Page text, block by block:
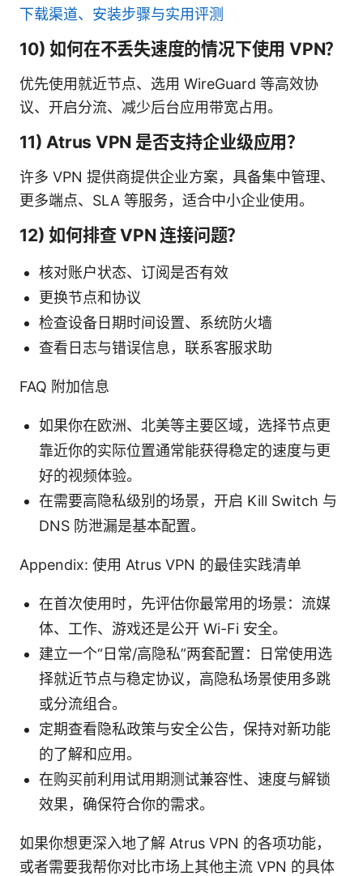
下载渠道、安装步骤与实用评测
10) 如何在不丢失速度的情况下使用 VPN？
优先使用就近节点、选用 WireGuard 等高效协
议、开启分流、减少后台应用带宽占用。
11) Atrus VPN 是否支持企业级应用？
许多 VPN 提供商提供企业方案，具备集中管理、
更多端点、SLA 等服务，适合中小企业使用。
12) 如何排查 VPN 连接问题？
核对账户状态、订阅是否有效
更换节点和协议
检查设备日期时间设置、系统防火墙
查看日志与错误信息，联系客服求助
FAQ 附加信息
如果你在欧洲、北美等主要区域，选择节点更
靠近你的实际位置通常能获得稳定的速度与更
好的视频体验。
在需要高隐私级别的场景，开启 Kill Switch 与
DNS 防泄漏是基本配置。
Appendix: 使用 Atrus VPN 的最佳实践清单
在首次使用时，先评估你最常用的场景：流媒
体、工作、游戏还是公开 Wi-Fi 安全。
建立一个“日常/高隐私”两套配置：日常使用选
择就近节点与稳定协议，高隐私场景使用多跳
或分流组合。
定期查看隐私政策与安全公告，保持对新功能
的了解和应用。
在购买前利用试用期测试兼容性、速度与解锁
效果，确保符合你的需求。
如果你想更深入地了解 Atrus VPN 的各项功能，
或者需要我帮你对比市场上其他主流 VPN 的具体